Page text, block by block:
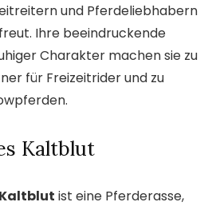
und Pferdeliebhabern
Ihre beeindruckende
Charakter machen sie zu
für Freizeitrider und zu
Kaltblut
ist eine Pferderasse,